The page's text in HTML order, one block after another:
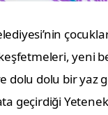
yeni
dolu dolu bir yaz
geçirdiği